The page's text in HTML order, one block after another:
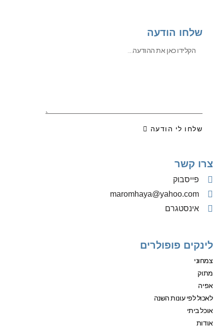
שלחו הודעה
שלחו לי הודעה
צרו קשר
פייסבוק
‫maromhaya@yahoo.com
אינסטגרם
לינקים פופולרים
צמחוני
מתוק
אפיה
לאכול לפי עונות השנה
אוכל ביתי
אודות